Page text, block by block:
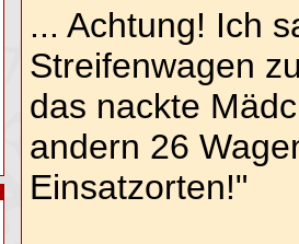
... Achtung! Ich
Streifenwagen
das nackte
andern 26
Einsatzorten!"